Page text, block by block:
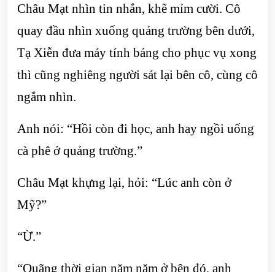
Châu Mạt nhìn tin nhắn, khẽ mỉm cười. Cô
quay đầu nhìn xuống quảng trường bên dưới,
Tạ Xiễn đưa máy tính bảng cho phục vụ xong
thì cũng nghiêng người sát lại bên cô, cùng cô
ngắm nhìn.
Anh nói: “Hồi còn đi học, anh hay ngồi uống
cà phê ở quảng trường.”
Châu Mạt khựng lại, hỏi: “Lúc anh còn ở
Mỹ?”
“Ừ.”
“Quãng thời gian năm năm ở bên đó, anh